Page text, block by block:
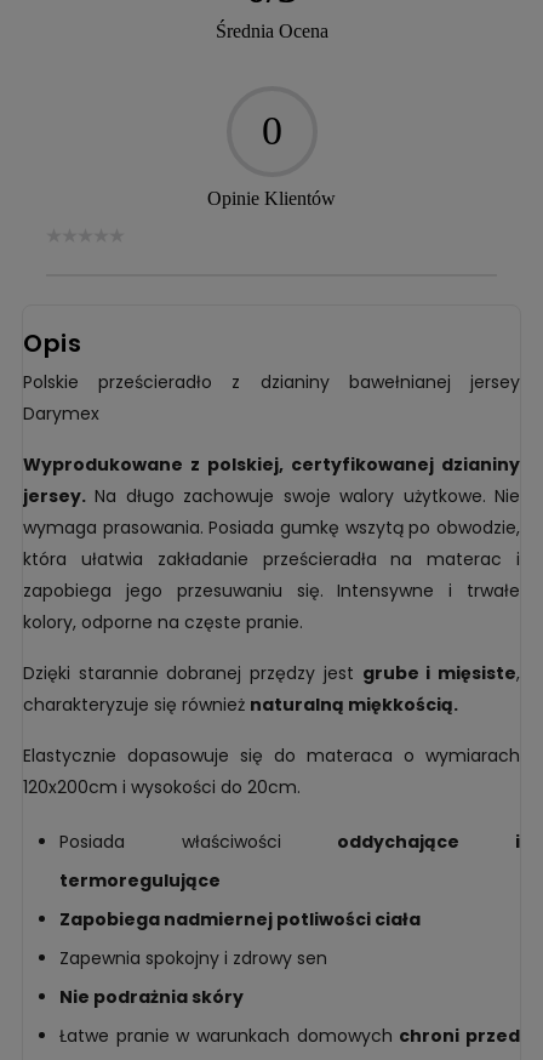
Średnia Ocena
0
Opinie Klientów
Opis
Polskie prześcieradło z dzianiny bawełnianej jersey
Darymex
Wyprodukowane z polskiej, certyfikowanej dzianiny
jersey. Na długo zachowuje swoje walory użytkowe. Nie
wymaga prasowania. Posiada gumkę wszytą po obwodzie,
która ułatwia zakładanie prześcieradła na materac i
zapobiega jego przesuwaniu się. Intensywne i trwałe
kolory, odporne na częste pranie.
Dzięki starannie dobranej przędzy jest grube i mięsiste,
charakteryzuje się również naturalną miękkością.
Elastycznie dopasowuje się do materaca o wymiarach
120x200cm i wysokości do 20cm.
Posiada właściwości oddychające i
termoregulujące
Zapobiega nadmiernej potliwości ciała
Zapewnia spokojny i zdrowy sen
Nie podrażnia skóry
Łatwe pranie w warunkach domowych chroni przed